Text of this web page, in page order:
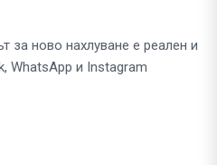
за ново нахлуване е реален и
WhatsApp и Instagram